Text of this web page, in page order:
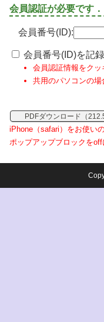
会員認証が必要です．
会員番号(ID):
会員番号(ID)を記
会員認証情報をク
共用のパソコンの場
PDFダウンロード（
iPhone（safari）をお使い
ポップアップブロックをoff